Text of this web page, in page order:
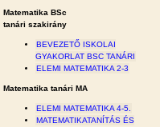
Matematika BSc
tanári szakirány
BEVEZETŐ ISKOLAI
GYAKORLAT BSC TANÁRI
ELEMI MATEMATIKA 2-3
Matematika tanári MA
ELEMI MATEMATIKA 4-5.
MATEMATIKATANÍTÁS ÉS